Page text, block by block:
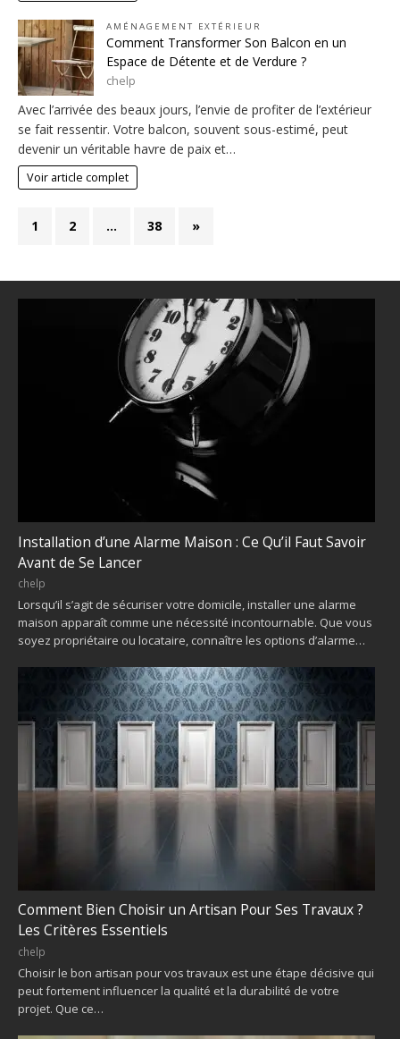
AMÉNAGEMENT EXTÉRIEUR
Comment Transformer Son Balcon en un
Espace de Détente et de Verdure ?
chelp
Avec l’arrivée des beaux jours, l’envie de profiter de l’extérieur
se fait ressentir. Votre balcon, souvent sous-estimé, peut
devenir un véritable havre de paix et…
Voir article complet
1 2 … 38 »
Installation d’une Alarme Maison : Ce Qu’il Faut Savoir
Avant de Se Lancer
chelp
Lorsqu’il s’agit de sécuriser votre domicile, installer une alarme
maison apparaît comme une nécessité incontournable. Que vous
soyez propriétaire ou locataire, connaître les options d’alarme…
Comment Bien Choisir un Artisan Pour Ses Travaux ?
Les Critères Essentiels
chelp
Choisir le bon artisan pour vos travaux est une étape décisive qui
peut fortement influencer la qualité et la durabilité de votre
projet. Que ce…